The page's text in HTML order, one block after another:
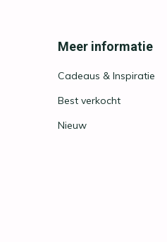
Meer informatie
Cadeaus & Inspiratie
Best verkocht
Nieuw